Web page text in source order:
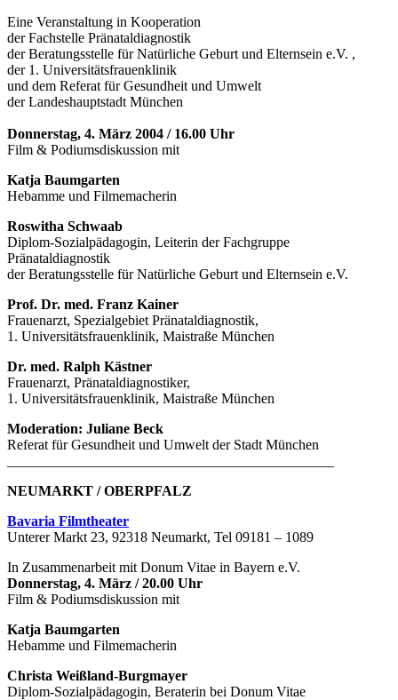
Eine Veranstaltung in Kooperation
der Fachstelle Pränataldiagnostik
der Beratungsstelle für Natürliche Geburt und Elternsein e.V. ,
der 1. Universitätsfrauenklinik
und dem Referat für Gesundheit und Umwelt
der Landeshauptstadt München
Donnerstag, 4. März 2004 / 16.00 Uhr
Film & Podiumsdiskussion mit
Katja Baumgarten
Hebamme und Filmemacherin
Roswitha Schwaab
Diplom-Sozialpädagogin, Leiterin der Fachgruppe
Pränataldiagnostik
der Beratungsstelle für Natürliche Geburt und Elternsein e.V.
Prof. Dr. med. Franz Kainer
Frauenarzt, Spezialgebiet Pränataldiagnostik,
1. Universitätsfrauenklinik, Maistraße München
Dr. med. Ralph Kästner
Frauenarzt, Pränataldiagnostiker,
1. Universitätsfrauenklinik, Maistraße München
Moderation: Juliane Beck
Referat für Gesundheit und Umwelt der Stadt München
NEUMARKT / OBERPFALZ
Bavaria Filmtheater
Unterer Markt 23, 92318 Neumarkt, Tel 09181 – 1089
In Zusammenarbeit mit Donum Vitae in Bayern e.V.
Donnerstag, 4. März / 20.00 Uhr
Film & Podiumsdiskussion mit
Katja Baumgarten
Hebamme und Filmemacherin
Christa Weißland-Burgmayer
Diplom-Sozialpädagogin, Beraterin bei Donum Vitae